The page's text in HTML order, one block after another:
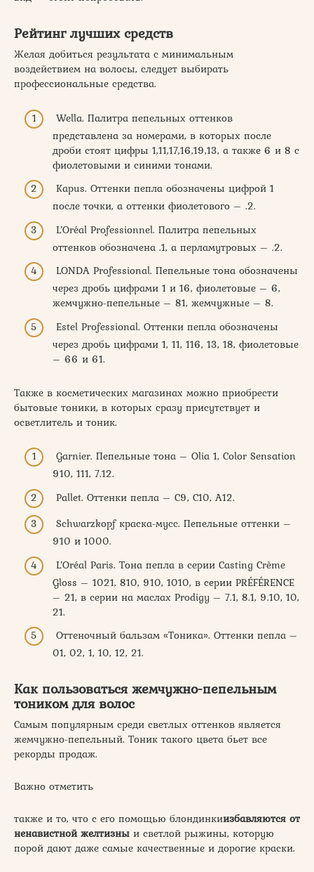
Рейтинг лучших средств
Желая добиться результата с минимальным
воздействием на волосы, следует выбирать
профессиональные средства.
Wella. Палитра пепельных оттенков
представлена за номерами, в которых после
дроби стоят цифры 1,11,17,16,19,13, а также 6 и 8 с
фиолетовыми и синими тонами.
Kapus. Оттенки пепла обозначены цифрой 1
после точки, а оттенки фиолетового – .2.
L’Oréal Professionnel. Палитра пепельных
оттенков обозначена .1, а перламутровых – .2.
LONDA Professional. Пепельные тона обозначены
через дробь цифрами 1 и 16, фиолетовые – 6,
жемчужно-пепельные – 81, жемчужные – 8.
Estel Professional. Оттенки пепла обозначены
через дробь цифрами 1, 11, 116, 13, 18, фиолетовые
– 66 и 61.
Также в косметических магазинах можно приобрести
бытовые тоники, в которых сразу присутствует и
осветлитель и тоник.
Garnier. Пепельные тона – Olia 1, Color Sensation
910, 111, 7.12.
Pallet. Оттенки пепла – С9, С10, А12.
Schwarzkopf краска-мусс. Пепельные оттенки –
910 и 1000.
L’Oréal Paris. Тона пепла в серии Casting Crème
Gloss – 1021, 810, 910, 1010, в серии PRÉFÉRENCE
– 21, в серии на маслах Prodigy – 7.1, 8.1, 9.10, 10,
21.
Оттеночный бальзам «Тоника». Оттенки пепла –
01, 02, 1, 10, 12, 21.
Как пользоваться жемчужно-пепельным
тоником для волос
Самым популярным среди светлых оттенков является
жемчужно-пепельный. Тоник такого цвета бьет все
рекорды продаж.
Важно отметить
также и то, что с его помощью блондинкиизбавляются от
ненавистной желтизны и светлой рыжины, которую
порой дают даже самые качественные и дорогие краски.